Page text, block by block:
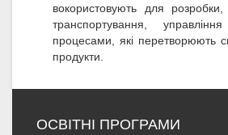
вокористовують для розробки,
транспортування,
процесами, які перетворюють
продукти.
ОСВІТНІ ПРОГРАМИ